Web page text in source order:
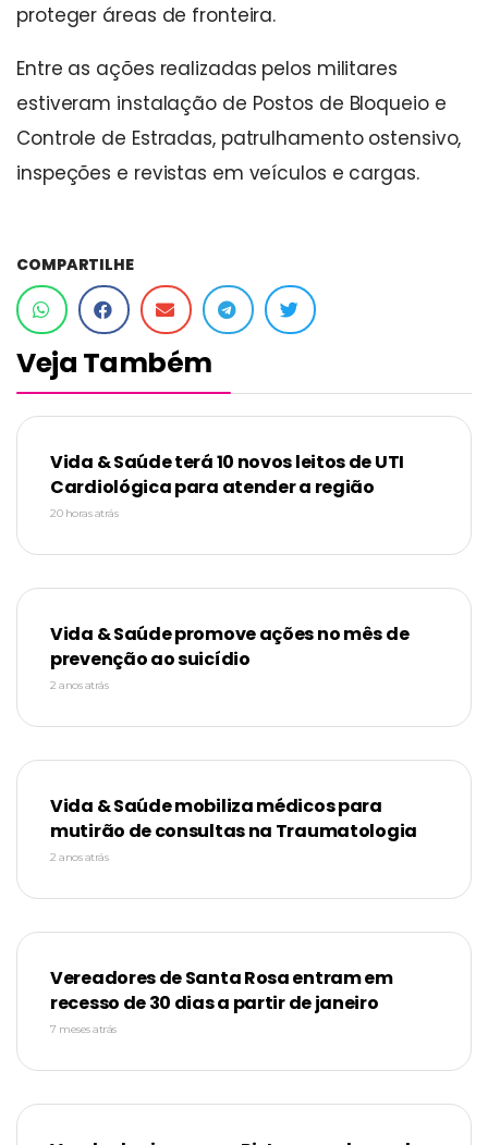
proteger áreas de fronteira.
Entre as ações realizadas pelos militares
estiveram instalação de Postos de Bloqueio e
Controle de Estradas, patrulhamento ostensivo,
inspeções e revistas em veículos e cargas.
COMPARTILHE
Veja Também
Vida & Saúde terá 10 novos leitos de UTI
Cardiológica para atender a região
20 horas atrás
Vida & Saúde promove ações no mês de
prevenção ao suicídio
2 anos atrás
Vida & Saúde mobiliza médicos para
mutirão de consultas na Traumatologia
2 anos atrás
Vereadores de Santa Rosa entram em
recesso de 30 dias a partir de janeiro
7 meses atrás